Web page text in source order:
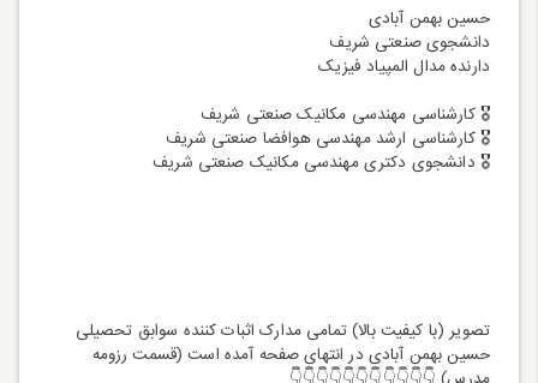
حسین بهمن آبادی
دانشجوی صنعتی شریف
دارنده مدال المپیاد فیزیک
🎖 کارشناسی مهندسی مکانیک صنعتی شریف
🎖 کارشناسی ارشد مهندسی هوافضا صنعتی شریف
🎖 دانشجوی دکتری مهندسی مکانیک صنعتی شریف
تصویر (با کیفیت بالا) تمامی مدارک اثبات کننده سوابق تحصیلی
حسین بهمن آبادی در انتهای صفحه آمده است (قسمت رزومه